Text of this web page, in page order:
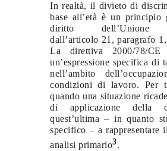
In realtà, il divieto di
base all’età è un principio
diritto dell’Unione
dall’articolo 21, paragrafo
La direttiva 2000/78/CE
un’espressione specifica di
nell’ambito
condizioni di lavoro. Per
quando una situazione
di applicazione della
quest’ultima – in quanto
specifico – a rappresentare
analisi primario3.